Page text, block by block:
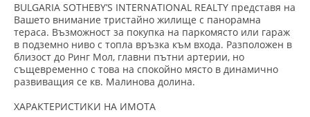
BULGARIA SOTHEBY’S INTERNATIONAL REALTY представя на
Вашето внимание тристайно жилище с панорамна
тераса. Възможност за покупка на паркомясто или гараж
в подземно ниво с топла връзка към входа. Разположен в
близост до Ринг Мол, главни пътни артерии, но
същевременно с това на спокойно място в динамично
развиващия се кв. Малинова долина.
ХАРАКТЕРИСТИКИ НА ИМОТА